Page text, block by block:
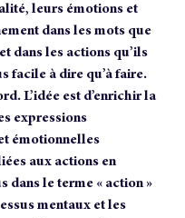
leurs émotions et
dans les mots que
dans les actions qu’ils
facile à dire qu’à faire.
L’idée est d’enrichir la
expressions
émotionnelles
aux actions en
dans le terme « action »
mentaux et les